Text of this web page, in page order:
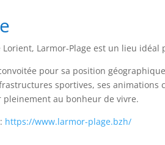
Larmor-Plage est un lieu idéal
pour sa position
sportives, ses
au bonheur de vivre.
https://www.larmor-plage.bzh/